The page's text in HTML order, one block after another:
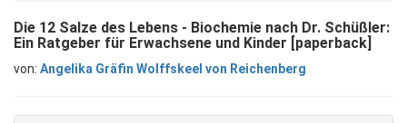
Die 12 Salze des Lebens - Biochemie nach Dr. Schüßler:
Ein Ratgeber für Erwachsene und Kinder [paperback]
von: Angelika Gräfin Wolffskeel von Reichenberg